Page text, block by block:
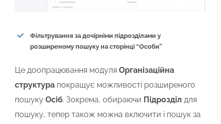
Фільтрування за дочірніми підрозділами у
розширеному пошуку на сторінці “Особи”
Це доопрацювання модуля Організаційна
структура покращує можливості розширеного
пошуку Осіб. Зокрема, обираючи Підрозділ для
пошуку, тепер також можна включити і пошук за